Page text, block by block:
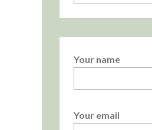
Your name
Your email